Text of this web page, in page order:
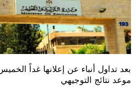
بعد تداول أنباء عن إعلانها غداً
موعد نتائج التوجيهي